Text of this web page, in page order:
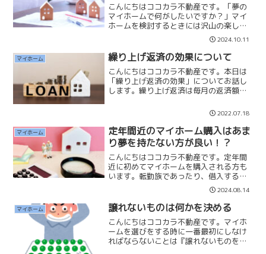
こんにちはココカラ不動産です。「夢の
マイホームで何がしたいですか？」マイ
ホームを検討するときには沢山の楽しい
ことを想像しながら探されると思いま
す。☑広いリビングで生活したい☑新し
いキッチンで料理がしたい☑大きな湯船
に入りたい☑庭でワンちゃん...
2024.10.11
マイホーム 繰り上げ返済の効果について
こんにちはココカラ不動産です。本日は
「繰り上げ返済の効果」についてお話し
します。繰り上げ返済は毎月の返済額と
は全て元本に充てられるため、その分の
支払い利息が消え、総支払額を効果的に
減らすことができます。【...
2022.07.18
マイホーム
定年間近のマイホーム購入はあま
り夢を持たない方が良い！？
こんにちはココカラ不動産です。定年間
近に初めてマイホームを購入される方も
います。転勤族であったり、借入するの
が嫌いで退職金と預貯金を合わせて購入
したいという方もいます。私は定年間近
や65歳超えてからマイホームを購入する
のなら「あまり夢を持た...
2024.08.14
マイホーム 譲れないものは何かを決める
こんにちはココカラ不動産です。マイホ
ームを選びをする時に一番最初にしなけ
ればならないことは『譲れないものを決